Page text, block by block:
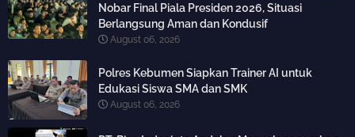
Nobar Final Piala Presiden 2026, Situasi
Berlangsung Aman dan Kondusif
August 06, 2026
Polres Kebumen Siapkan Trainer AI untuk
Edukasi Siswa SMA dan SMK
August 06, 2026